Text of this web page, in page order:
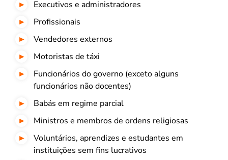
Executivos e administradores
Profissionais
Vendedores externos
Motoristas de táxi
Funcionários do governo (exceto alguns
funcionários não docentes)
Babás em regime parcial
Ministros e membros de ordens religiosas
Voluntários, aprendizes e estudantes em
instituições sem fins lucrativos